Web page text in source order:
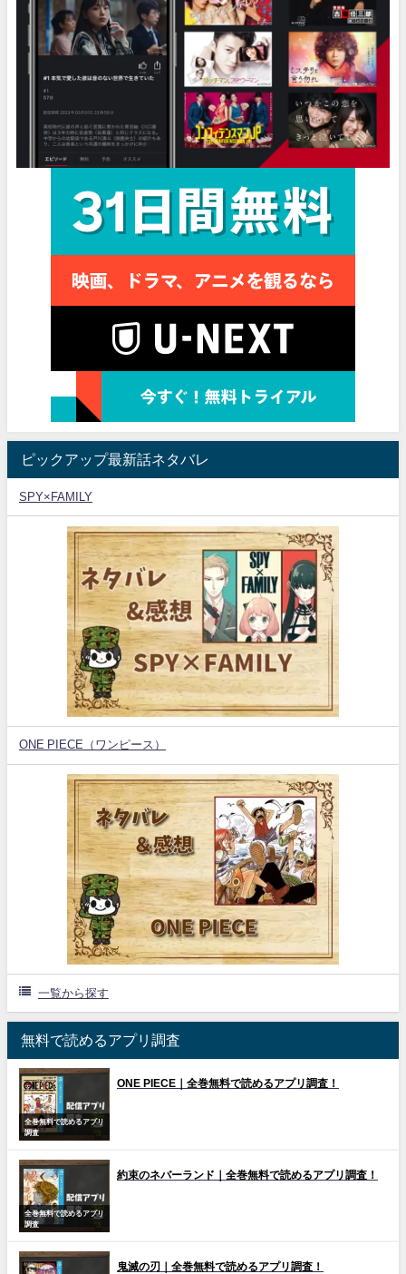
ピックアップ最新話ネタバレ
SPY×FAMILY
ONE PIECE（ワンピース）
一覧から探す
無料で読めるアプリ調査
全巻無料で読めるアプリ
調査
ONE PIECE｜全巻無料で読めるアプリ調査！
全巻無料で読めるアプリ
調査
約束のネバーランド｜全巻無料で読めるアプリ調査！
鬼滅の刃｜全巻無料で読めるアプリ調査！